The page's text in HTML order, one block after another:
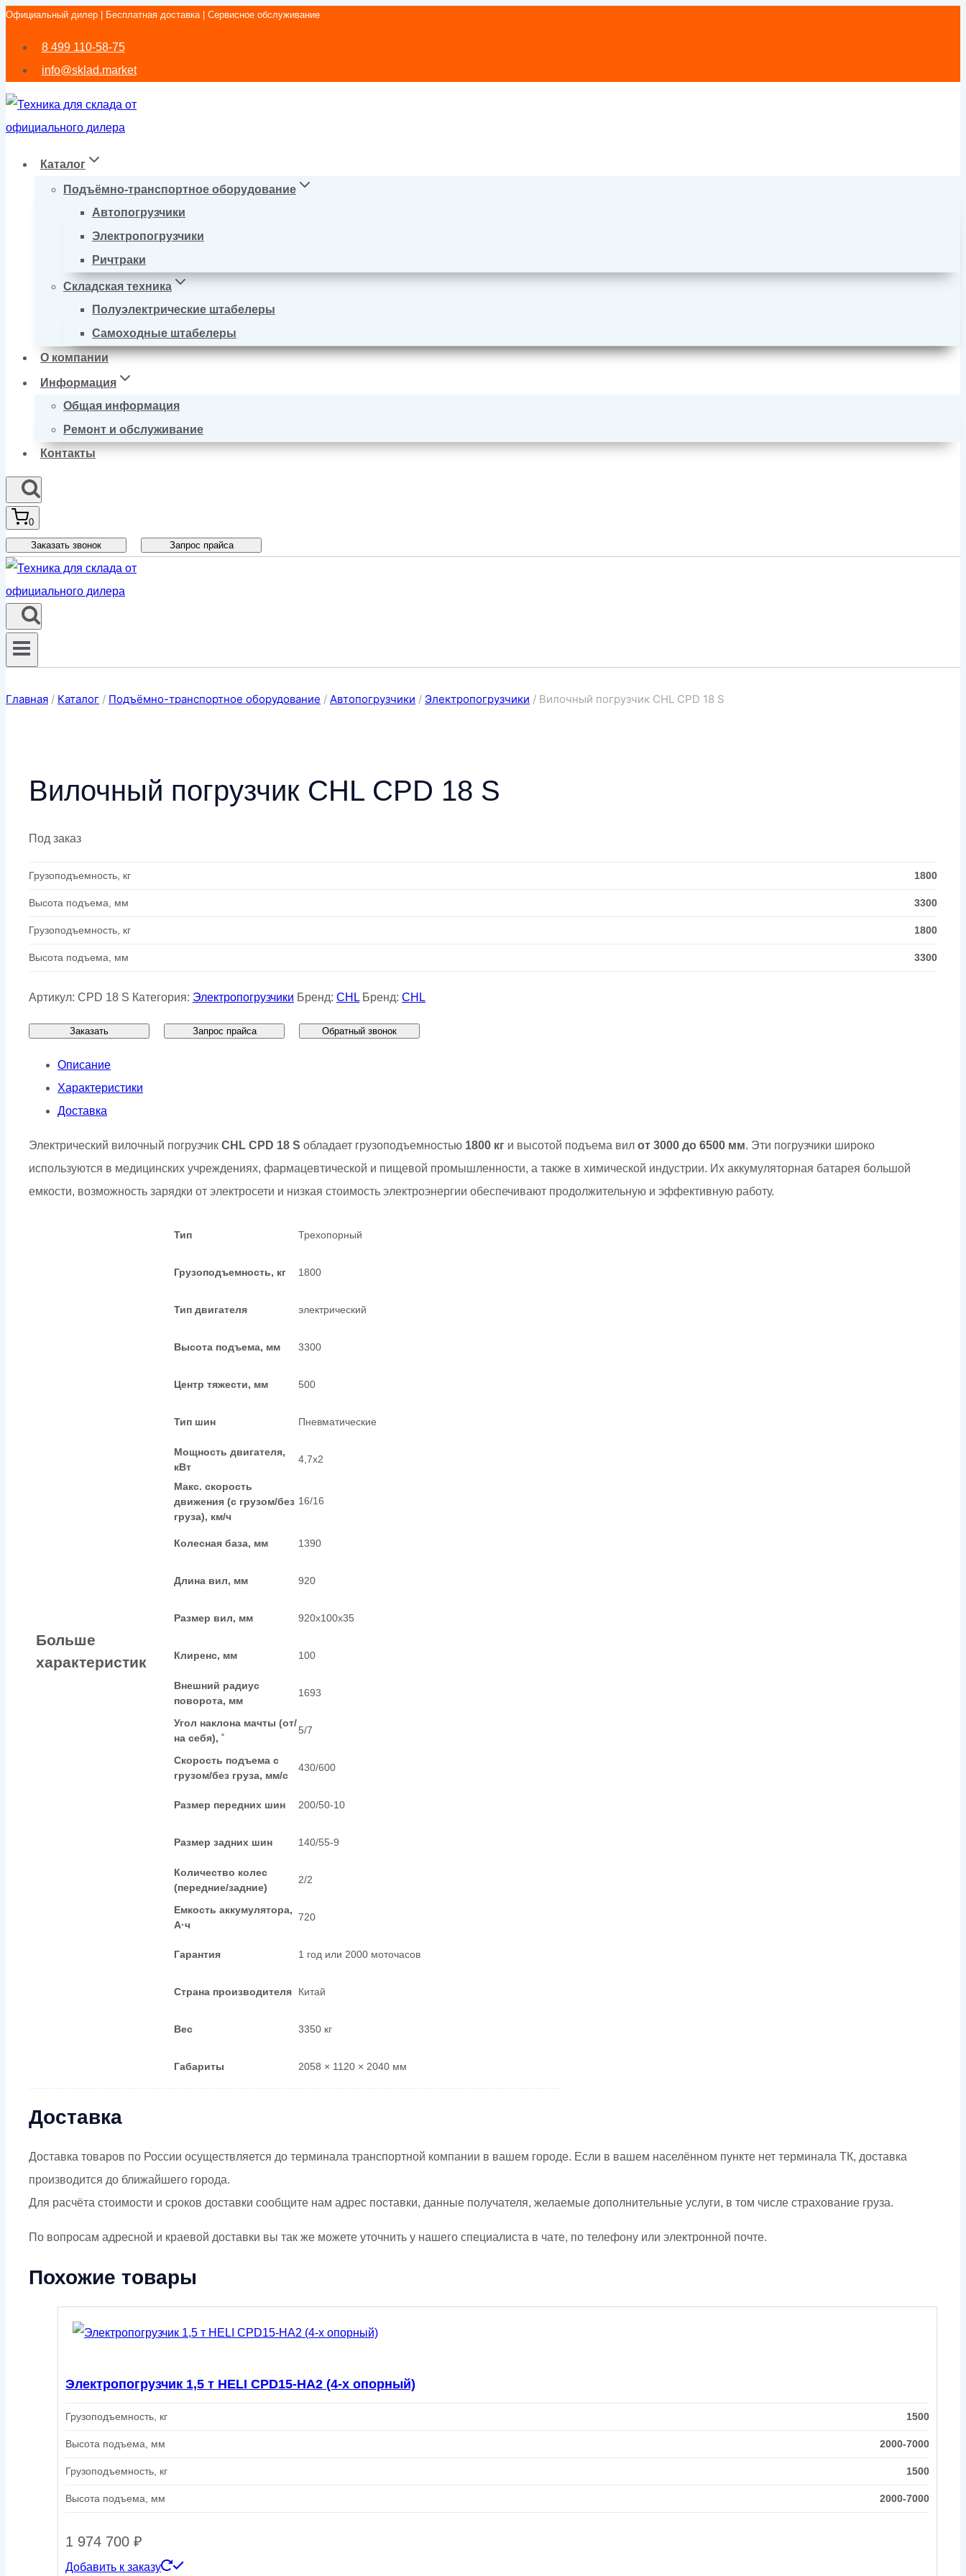
Перейти
Официальный дилер | Бесплатная доставка | Сервисное обслуживание
8 499 110-58-75
info@sklad.market
Каталог
Подъёмно-транспортное оборудование
Автопогрузчики
Электропогрузчики
Ричтраки
Складская техника
Полуэлектрические штабелеры
Самоходные штабелеры
О компании
Информация
Общая информация
Ремонт и обслуживание
Контакты
0
Заказать звонок Запрос прайса
Главная / Каталог / Подъёмно-транспортное оборудование / Автопогрузчики / Электропогрузчики / Вилочный погрузчик CHL CPD 18 S
Вилочный погрузчик CHL CPD 18 S
Под заказ
Грузоподъемность, кг 1800
Высота подъема, мм 3300
Грузоподъемность, кг 1800
Высота подъема, мм 3300
Артикул: CPD 18 S Категория: Электропогрузчики Бренд: CHL Бренд: CHL
Заказать Запрос прайса Обратный звонок
Описание
Характеристики
Доставка
Электрический вилочный погрузчик CHL CPD 18 S обладает грузоподъемностью 1800 кг и высотой подъема вил от 3000 до 6500 мм. Эти погрузчики широко
используются в медицинских учреждениях, фармацевтической и пищевой промышленности, а также в химической индустрии. Их аккумуляторная батарея большой
емкости, возможность зарядки от электросети и низкая стоимость электроэнергии обеспечивают продолжительную и эффективную работу.
Больше
характеристик
Тип Трехопорный
Грузоподъемность, кг 1800
Тип двигателя электрический
Высота подъема, мм 3300
Центр тяжести, мм 500
Тип шин Пневматические
Мощность двигателя,
кВт
4,7х2
Макс. скорость
движения (с грузом/без
груза), км/ч
16/16
Колесная база, мм 1390
Длина вил, мм 920
Размер вил, мм 920х100х35
Клиренс, мм 100
Внешний радиус
поворота, мм
1693
Угол наклона мачты (от/
на себя), ˚
5/7
Скорость подъема с
грузом/без груза, мм/с
430/600
Размер передних шин 200/50-10
Размер задних шин 140/55-9
Количество колес
(передние/задние)
2/2
Емкость аккумулятора,
А·ч
720
Гарантия 1 год или 2000 моточасов
Страна производителя Китай
Вес 3350 кг
Габариты 2058 × 1120 × 2040 мм
Доставка
Доставка товаров по России осуществляется до терминала транспортной компании в вашем городе. Если в вашем населённом пункте нет терминала ТК, доставка
производится до ближайшего города.
Для расчёта стоимости и сроков доставки сообщите нам адрес поставки, данные получателя, желаемые дополнительные услуги, в том числе страхование груза.
По вопросам адресной и краевой доставки вы так же можете уточнить у нашего специалиста в чате, по телефону или электронной почте.
Похожие товары
Электропогрузчик 1,5 т HELI CPD15-HA2 (4-х опорный)
Грузоподъемность, кг 1500
Высота подъема, мм 2000-7000
Грузоподъемность, кг 1500
Высота подъема, мм 2000-7000
1 974 700 ₽
Добавить к заказу